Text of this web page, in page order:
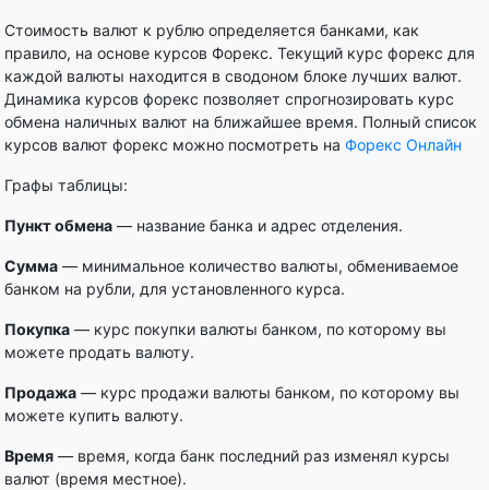
Стоимость валют к рублю определяется банками, как
правило, на основе курсов Форекс. Текущий курс форекс для
каждой валюты находится в сводоном блоке лучших валют.
Динамика курсов форекс позволяет спрогнозировать курс
обмена наличных валют на ближайшее время. Полный список
курсов валют форекс можно посмотреть на Форекс Онлайн
Графы таблицы:
Пункт обмена — название банка и адрес отделения.
Сумма — минимальное количество валюты, обмениваемое
банком на рубли, для установленного курса.
Покупка — курс покупки валюты банком, по которому вы
можете продать валюту.
Продажа — курс продажи валюты банком, по которому вы
можете купить валюту.
Время — время, когда банк последний раз изменял курсы
валют (время местное).